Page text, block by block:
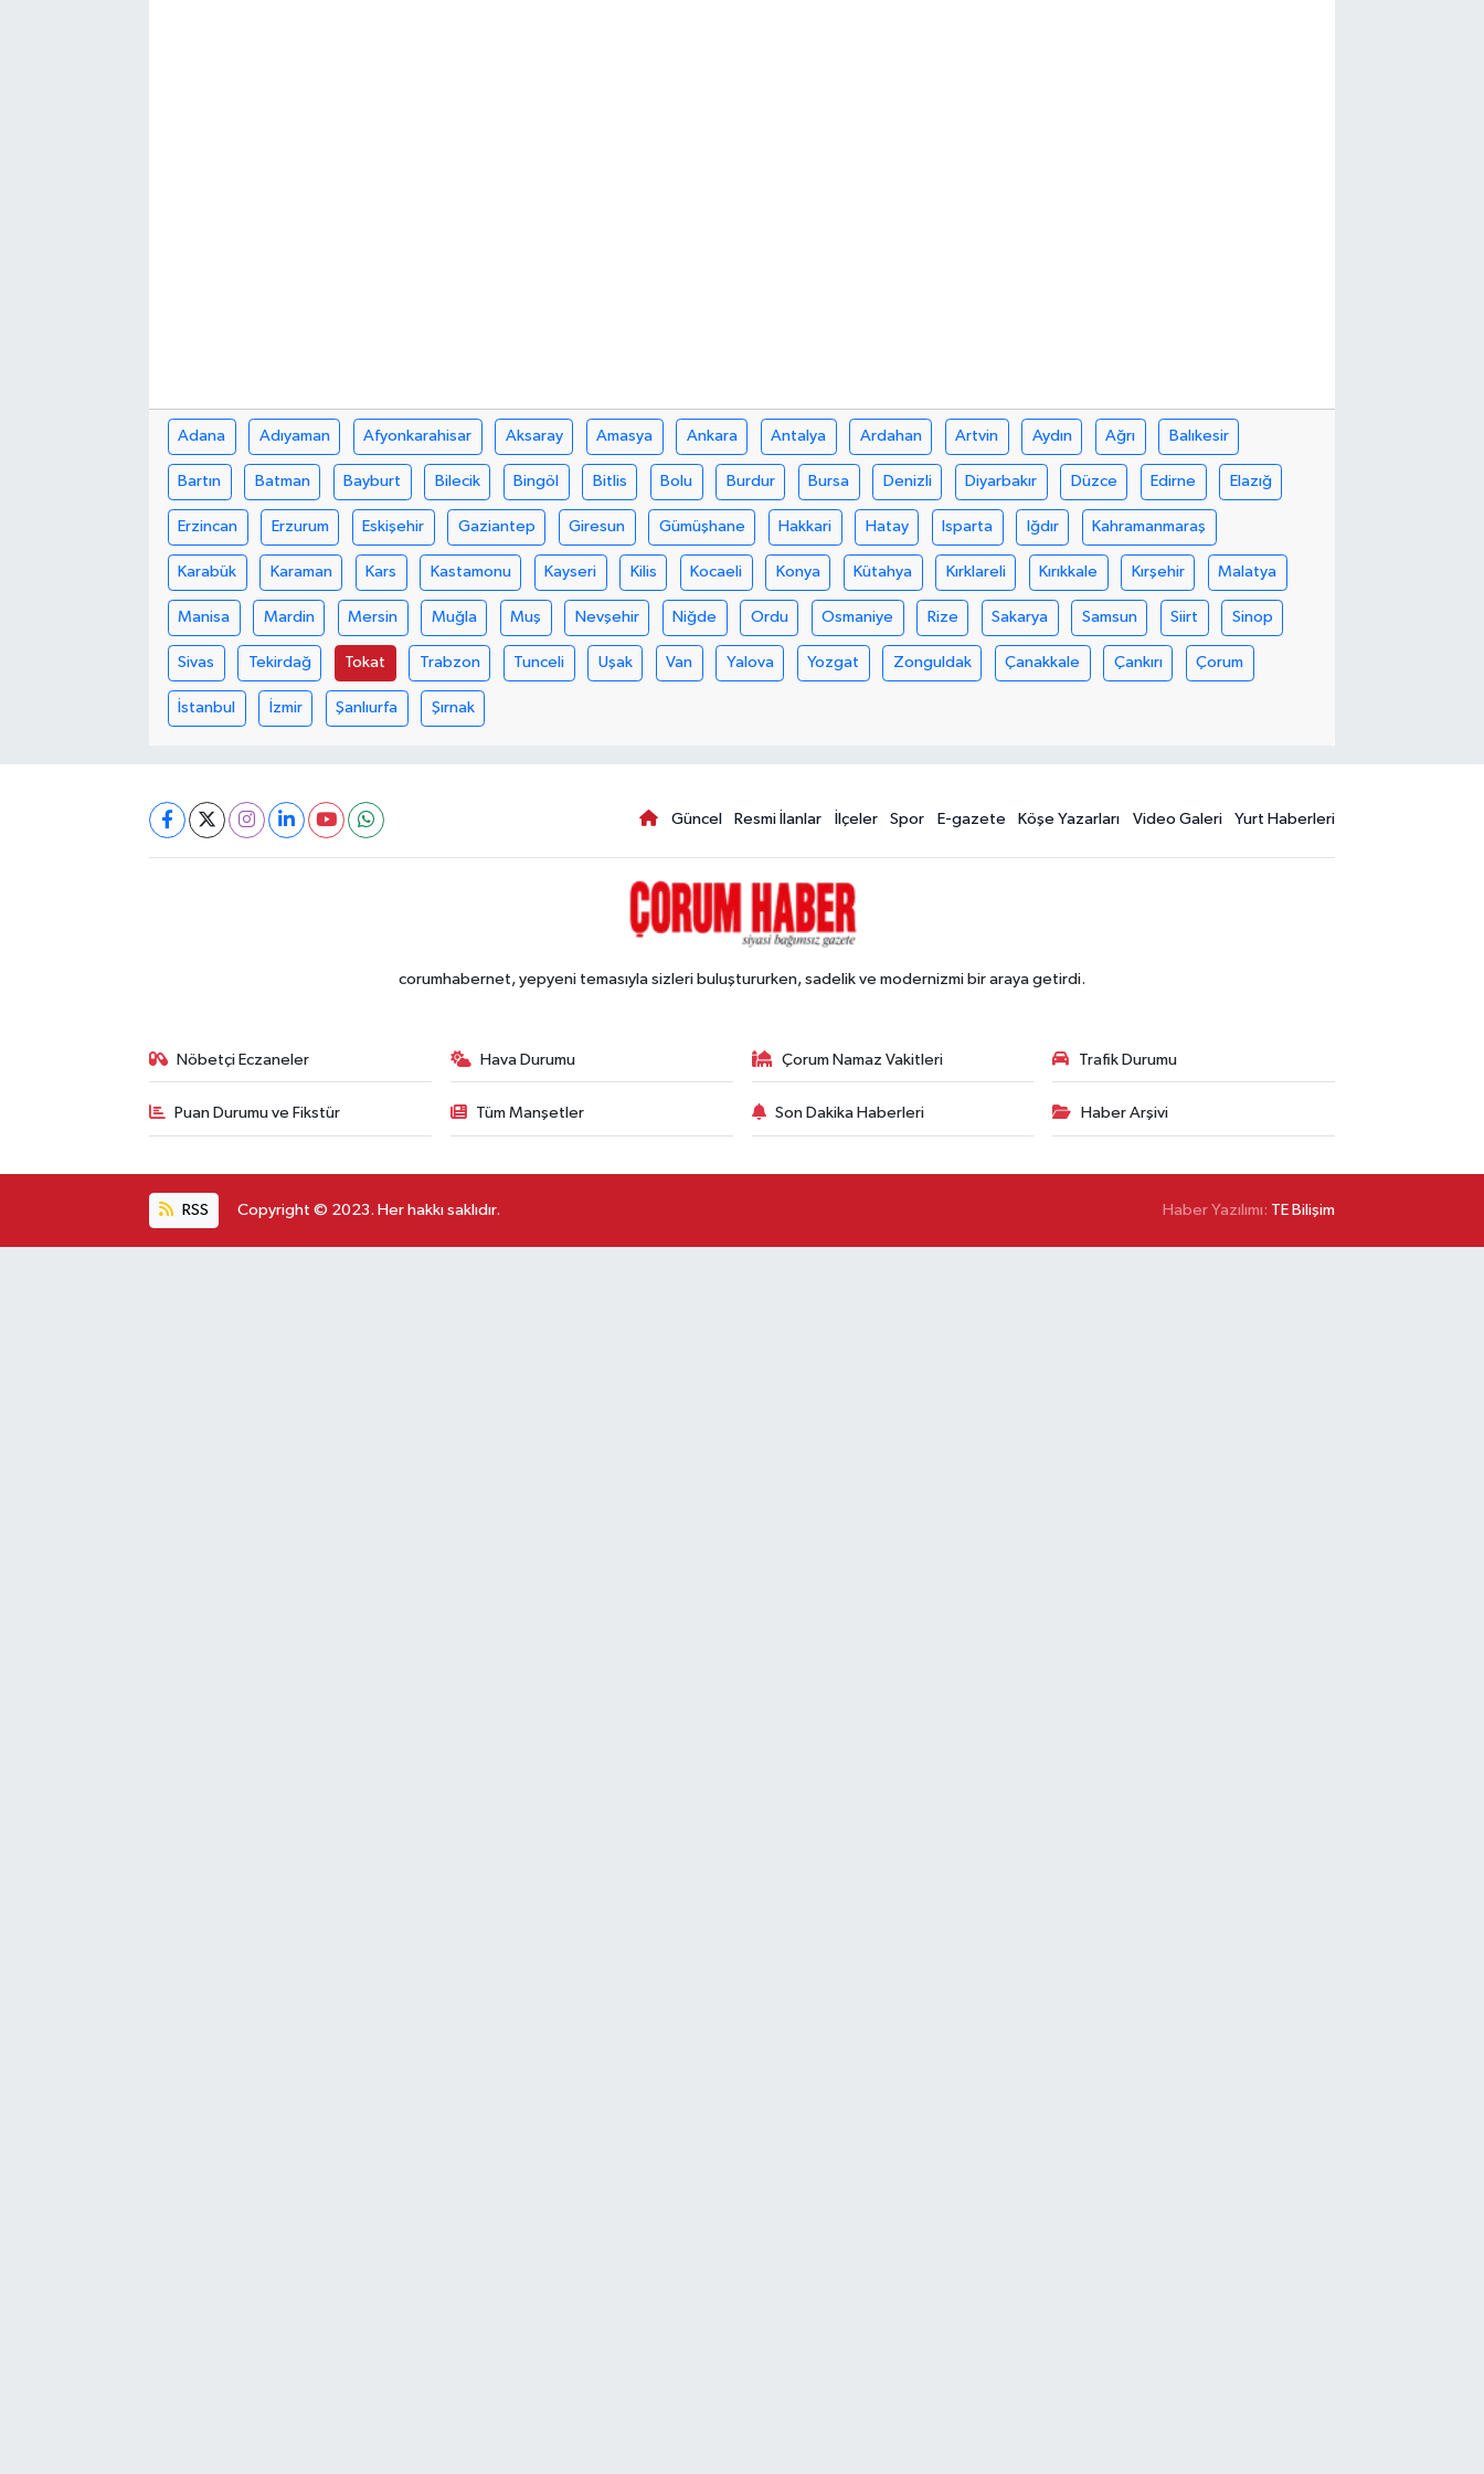
Adana Adıyaman Afyonkarahisar Aksaray Amasya Ankara Antalya Ardahan Artvin Aydın Ağrı Balıkesir
Bartın Batman Bayburt Bilecik Bingöl Bitlis Bolu Burdur Bursa Denizli Diyarbakır Düzce Edirne Elazığ
Erzincan Erzurum Eskişehir Gaziantep Giresun Gümüşhane Hakkari Hatay Isparta Iğdır Kahramanmaraş
Karabük Karaman Kars Kastamonu Kayseri Kilis Kocaeli Konya Kütahya Kırklareli Kırıkkale Kırşehir Malatya
Manisa Mardin Mersin Muğla Muş Nevşehir Niğde Ordu Osmaniye Rize Sakarya Samsun Siirt Sinop
Sivas Tekirdağ Tokat Trabzon Tunceli Uşak Van Yalova Yozgat Zonguldak Çanakkale Çankırı Çorum
İstanbul İzmir Şanlıurfa Şırnak
Güncel Resmi İlanlar İlçeler Spor E-gazete Köşe Yazarları Video Galeri Yurt Haberleri
corumhabernet, yepyeni temasıyla sizleri buluştururken, sadelik ve modernizmi bir araya getirdi.
Nöbetçi Eczaneler Hava Durumu Çorum Namaz Vakitleri Trafik Durumu
Puan Durumu ve Fikstür Tüm Manşetler Son Dakika Haberleri Haber Arşivi
RSS Copyright © 2023. Her hakkı saklıdır. Haber Yazılımı: TE Bilişim